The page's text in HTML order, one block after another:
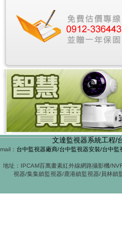
文達監視器系統工程/
mail： 台中監視器廠商/台中監視器安裝/台中
地址：IPCAM百萬畫素紅外線網路攝影機/
視器/集集鎮監視器/鹿港鎮監視器/員林